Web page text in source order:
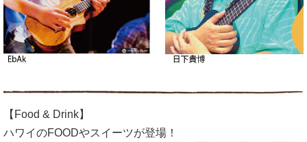
【Food & Drink】
ハワイのFOODやスイーツが登場！